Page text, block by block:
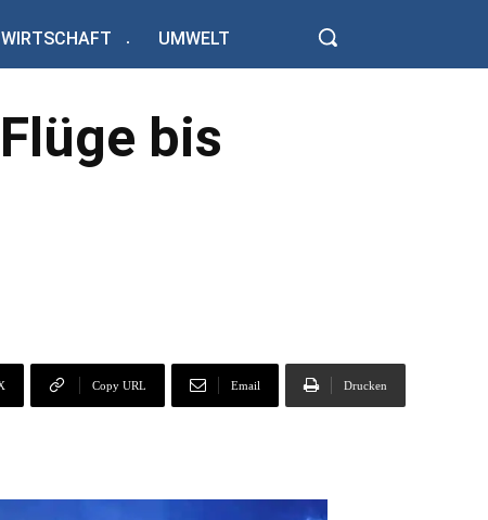
WIRTSCHAFT UMWELT
bis
Copy URL Email Drucken